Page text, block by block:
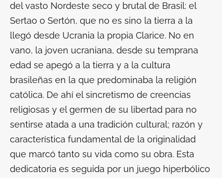
del vasto Nordeste seco y brutal de Brasil: el
Sertao o Sertón, que no es sino la tierra a la
llegó desde Ucrania la propia Clarice. No en
vano, la joven ucraniana, desde su temprana
edad se apegó a la tierra y a la cultura
brasileñas en la que predominaba la religión
católica. De ahí el sincretismo de creencias
religiosas y el germen de su libertad para no
sentirse atada a una tradición cultural; razón y
característica fundamental de la originalidad
que marcó tanto su vida como su obra. Esta
dedicatoria es seguida por un juego hiperbólico